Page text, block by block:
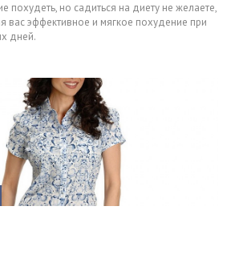
похудеть, но садиться на диету не желаете,
вас эффективное и мягкое похудение при
дней.